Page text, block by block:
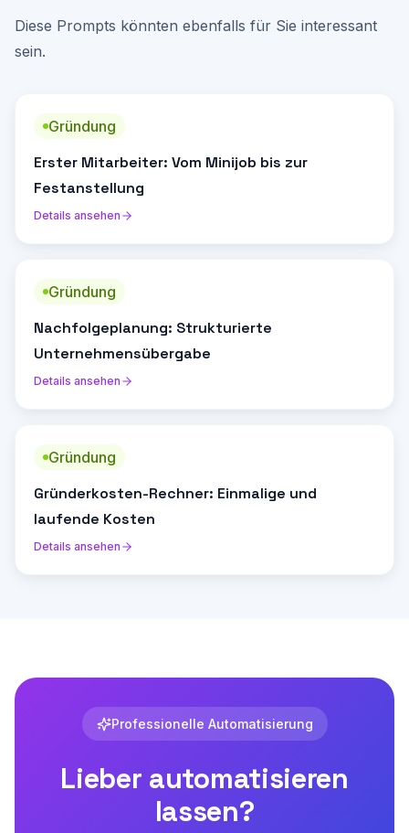
Diese Prompts könnten ebenfalls für Sie interessant
sein.
Gründung
Erster Mitarbeiter: Vom Minijob bis zur
Festanstellung
Details ansehen
Gründung
Nachfolgeplanung: Strukturierte
Unternehmensübergabe
Details ansehen
Gründung
Gründerkosten-Rechner: Einmalige und
laufende Kosten
Details ansehen
Professionelle Automatisierung
Lieber automatisieren
lassen?